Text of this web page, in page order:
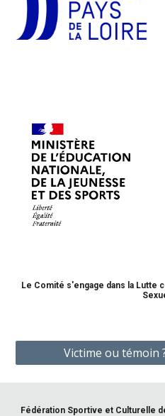
Le Comité s'engage dans la Lutte
Victime ou témoin
Fédération Sportive et Culturelle